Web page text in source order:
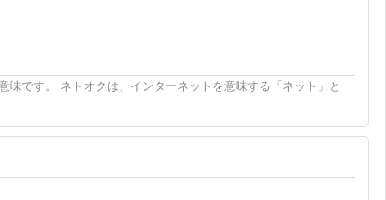
味です。 ネトオクは、インターネットを意味する「ネット」と